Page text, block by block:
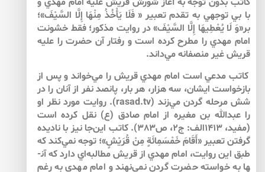
با بي توجهي به تقدم تعبير « فَلَا يَأْخُذُ مِنْهَا إِلَّا السَّيْفَ»؛
بر«وَ لَا يُعْطِيهَا إِلَّا السَّيْفَ» در روايت مذكور؛ فقط خشونت
امام مهدي را مطرح كرده است و رفتار آن حضرت را عليه
قريش غير منصفانه مي‌داند.
كاتب مدعي است امام مهدي قريش را مي‌خواند و پس از
بازخواست ايشان، سه هزار، هر بار، پانصد نفر از آنان را در
شش مرحله گردن مي‌زند (rasad.tv). روايت مورد نظر او
را عبدالله بن مغيره از امام صادق (ع) نقل كرده است
(مفيد، 1413الف: ج2، ص383). كاتب اين‌جا نيز با ناديده
گرفتن تعبير «أَقَامَ خَمْسَمِائَةٍ مِنْ قُرَيْشٍ»؛ توجه نمي‌كند كه
طبق اين روايت، امام مهدي از قريش مطالبه‌اي دارد كه آن­
ها به خواسته حضرت گردن نمي‌نهند و امام مهدي به رغم